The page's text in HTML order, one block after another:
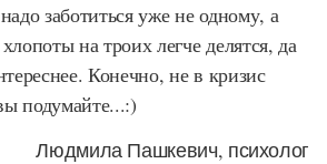
заботиться уже не одному, а
на троих легче делятся, да
Конечно, не в кризис
подумайте...:)
Людмила Пашкевич, психолог